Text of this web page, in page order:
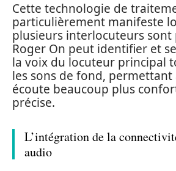
Cette technologie de
particulièrement manifeste
plusieurs interlocuteurs sont
Roger On peut identifier et
la voix du locuteur principal
les sons de fond, permettant
écoute beaucoup plus
précise.
L’intégration de la
audio